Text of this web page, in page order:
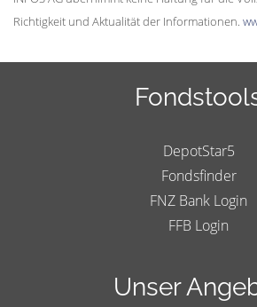
Richtigkeit und Aktualität der Informationen.
DepotStar5
Fondsfinder
FNZ Bank Login
FFB Login
Unser